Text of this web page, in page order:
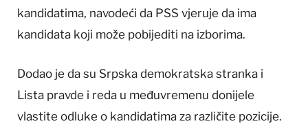
kandidatima, navodeći da PSS vjeruje da ima
kandidata koji može pobijediti na izborima.
Dodao je da su Srpska demokratska stranka i
Lista pravde i reda u međuvremenu donijele
vlastite odluke o kandidatima za različite pozicije.